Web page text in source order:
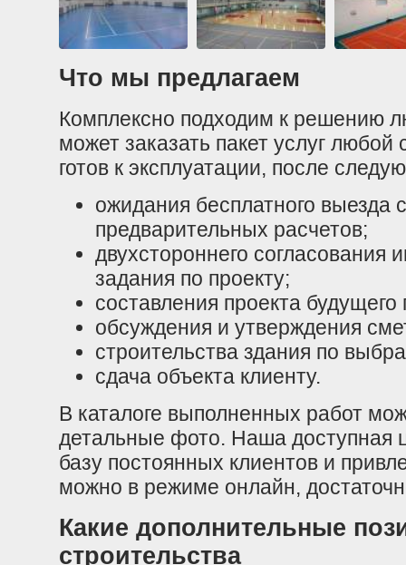
Что мы предлагаем
Комплексно подходим к решению
может заказать пакет услуг
готов к эксплуатации, после
ожидания бесплатного выезда
предварительных расчетов;
двухстороннего согласования
задания по проекту;
составления проекта
обсуждения и утверждения
строительства здания по
сдача объекта клиенту.
В каталоге выполненных работ
детальные фото. Наша доступная
базу постоянных клиентов и
можно в режиме онлайн,
Какие дополнительные
строительства